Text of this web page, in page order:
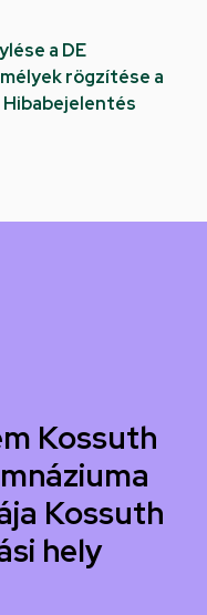
a DE
rögzítése a
Hibabejelentés
Kossuth
Kossuth
hely